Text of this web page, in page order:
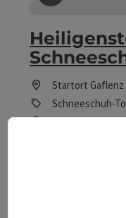
Startort Gaflenz
Schneeschuh-
Dauer: 1h 30m